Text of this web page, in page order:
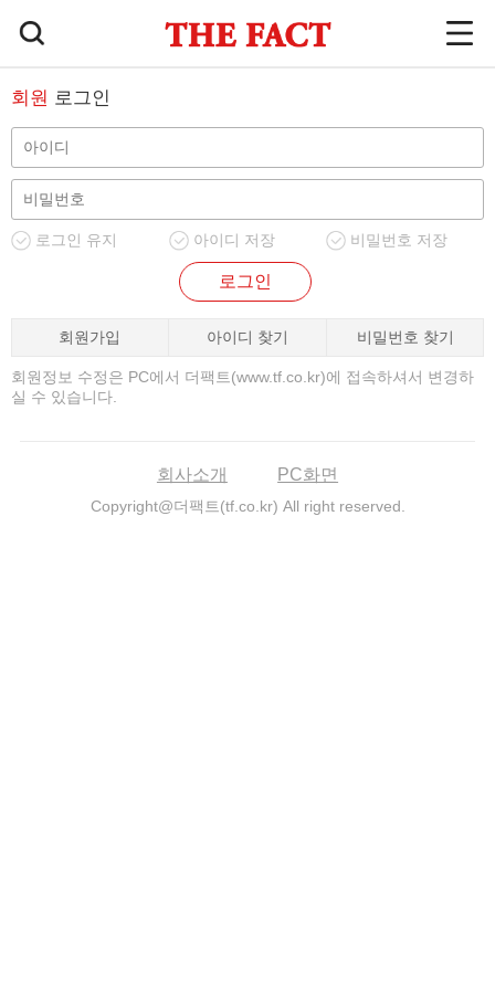
회원 로그인
로그인 유지 아이디 저장 비밀번호 저장
로그인
회원가입 아이디 찾기 비밀번호 찾기
회원정보 수정은 PC에서 더팩트(www.tf.co.kr)에 접속하셔서 변경하
실 수 있습니다.
회사소개 PC화면
Copyright@더팩트(tf.co.kr) All right reserved.